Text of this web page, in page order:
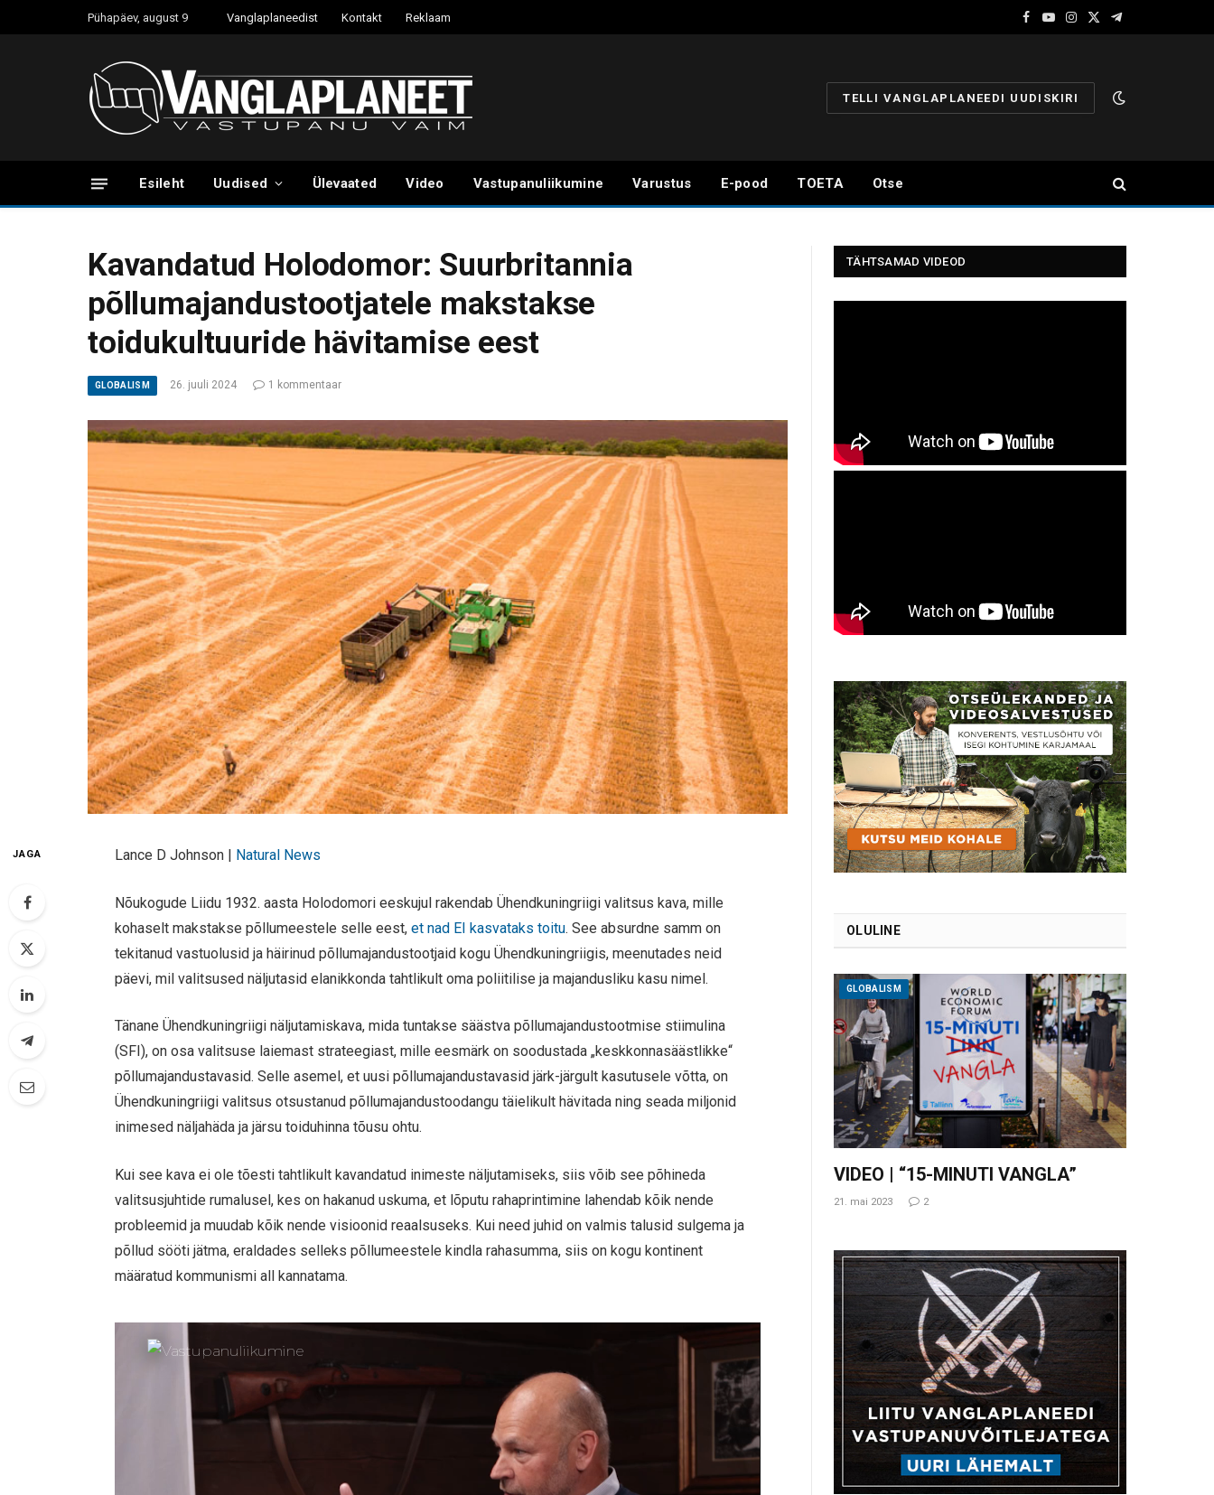
Pühapäev, august 9 Vanglaplaneedist Kontakt Reklaam
Facebook
YouTube
Instagram
X
Telegram
TELLI VANGLAPLANEEDI UUDISKIRI
Esileht Uudised Ülevaated Video Vastupanuliikumine Varustus E-pood TOETA Otse
Kavandatud Holodomor: Suurbritannia
põllumajandustootjatele makstakse
toidukultuuride hävitamise eest
GLOBALISM 26. juuli 2024 1 kommentaar
JAGA Lance D Johnson | Natural News
Nõukogude Liidu 1932. aasta Holodomori eeskujul rakendab Ühendkuningriigi valitsus kava, mille
kohaselt makstakse põllumeestele selle eest,et nad EI kasvataks toitu. See absurdne samm on
tekitanud vastuolusid ja häirinud põllumajandustootjaid kogu Ühendkuningriigis, meenutades neid
päevi, mil valitsused näljutasid elanikkonda tahtlikult oma poliitilise ja majandusliku kasu nimel.
Tänane Ühendkuningriigi näljutamiskava, mida tuntakse säästva põllumajandustootmise stiimulina
(SFI), on osa valitsuse laiemast strateegiast, mille eesmärk on soodustada „keskkonnasäästlikke“
põllumajandustavasid. Selle asemel, et uusi põllumajandustavasid järk-järgult kasutusele võtta, on
Ühendkuningriigi valitsus otsustanud põllumajandustoodangu täielikult hävitada ning seada miljonid
inimesed näljahäda ja järsu toiduhinna tõusu ohtu.
Kui see kava ei ole tõesti tahtlikult kavandatud inimeste näljutamiseks, siis võib see põhineda
valitsusjuhtide rumalusel, kes on hakanud uskuma, et lõputu rahaprintimine lahendab kõik nende
probleemid ja muudab kõik nende visioonid reaalsuseks. Kui need juhid on valmis talusid sulgema ja
põllud sööti jätma, eraldades selleks põllumeestele kindla rahasumma, siis on kogu kontinent
määratud kommunismi all kannatama.
TÄHTSAMAD VIDEOD
OLULINE
GLOBALISM
VIDEO | “15-MINUTI VANGLA”
21. mai 2023 2